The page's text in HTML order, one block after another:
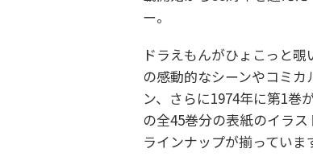
ー。
ドラえもんがひょこっと
の感動的なシーンやコミ
ン、さらに1974年に第1巻
の全45巻分の表紙のイラ
ラインナップが揃っていま